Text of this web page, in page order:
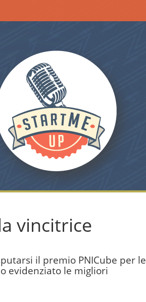
vincitrice
il premio PNICube per le
evidenziato le migliori